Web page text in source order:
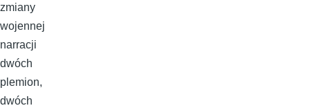
zmiany
wojennej
narracji
dwóch
plemion,
dwóch